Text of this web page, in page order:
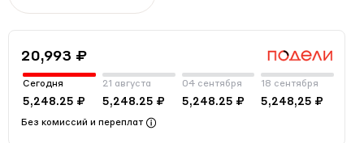
20,993 ₽
Сегодня
5,248.25 ₽
21 августа
5,248.25 ₽
04 сентября
5,248.25 ₽
18 сентября
5,248,25 ₽
Без комиссий и переплат